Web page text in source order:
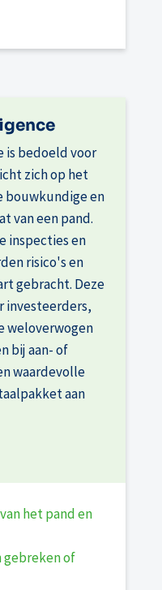
is bedoeld voor
zich op het
bouwkundige en
van een pand.
inspecties en
risico's en
gebracht. Deze
investeerders,
weloverwogen
bij aan- of
waardevolle
aan
het pand en
gebreken of